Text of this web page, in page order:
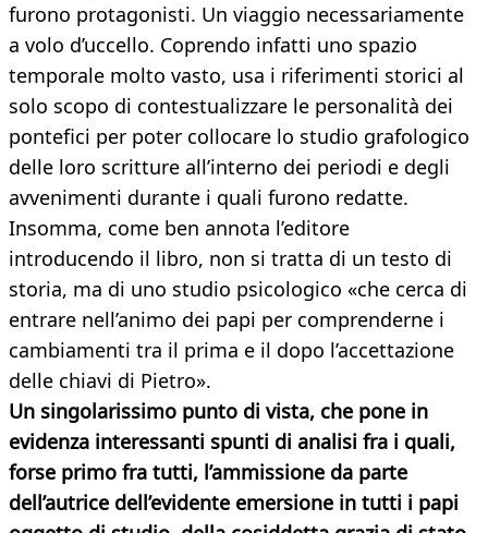
furono protagonisti. Un viaggio necessariamente
a volo d’uccello. Coprendo infatti uno spazio
temporale molto vasto, usa i riferimenti storici al
solo scopo di contestualizzare le personalità dei
pontefici per poter collocare lo studio grafologico
delle loro scritture all’interno dei periodi e degli
avvenimenti durante i quali furono redatte.
Insomma, come ben annota l’editore
introducendo il libro, non si tratta di un testo di
storia, ma di uno studio psicologico «che cerca di
entrare nell’animo dei papi per comprenderne i
cambiamenti tra il prima e il dopo l’accettazione
delle chiavi di Pietro».
Un singolarissimo punto di vista, che pone in
evidenza interessanti spunti di analisi fra i quali,
forse primo fra tutti, l’ammissione da parte
dell’autrice dell’evidente emersione in tutti i papi